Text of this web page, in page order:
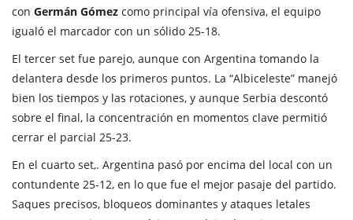
con Germán Gómez como principal vía ofensiva, el equipo
igualó el marcador con un sólido 25-18.
El tercer set fue parejo, aunque con Argentina tomando la
delantera desde los primeros puntos. La “Albiceleste” manejó
bien los tiempos y las rotaciones, y aunque Serbia descontó
sobre el final, la concentración en momentos clave permitió
cerrar el parcial 25-23.
En el cuarto set,. Argentina pasó por encima del local con un
contundente 25-12, en lo que fue el mejor pasaje del partido.
Saques precisos, bloqueos dominantes y ataques letales